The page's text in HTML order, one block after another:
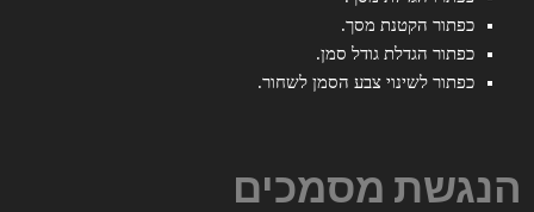
כפתור הקטנת מסך.
כפתור הגדלת גודל סמן.
כפתור לשינוי צבע הסמן לשחור.
הנגשת מסמכים